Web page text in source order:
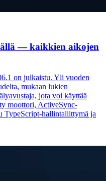
— kaikkien aikojen
on julkaistu. Yli vuoden
mukaan lukien
jota voi käyttää
moottori, ActiveSync-
TypeScript-hallintaliittymä ja